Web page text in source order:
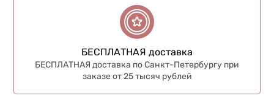
БЕСПЛАТНАЯ доставка
БЕСПЛАТНАЯ доставка по Санкт-Петербургу при
заказе от 25 тысяч рублей